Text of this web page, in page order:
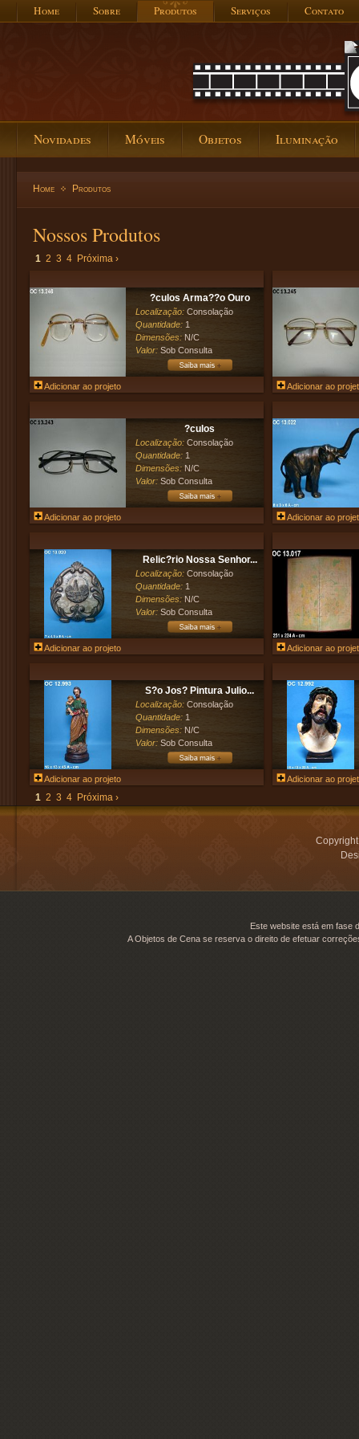
Home Sobre Produtos Serviços Contato
Novidades Móveis Objetos Iluminação
Home Produtos
Nossos Produtos
1 2 3 4 Próxima ›
?culos Arma??o Ouro
Localização: Consolação
Quantidade: 1
Dimensões: N/C
Valor: Sob Consulta
Adicionar ao projeto Adicionar ao
?culos
Localização: Consolação
Quantidade: 1
Dimensões: N/C
Valor: Sob Consulta
Adicionar ao projeto Adicionar ao
Relic?rio Nossa Senhor...
Localização: Consolação
Quantidade: 1
Dimensões: N/C
Valor: Sob Consulta
Adicionar ao projeto Adicionar ao
S?o Jos? Pintura Julio...
Localização: Consolação
Quantidade: 1
Dimensões: N/C
Valor: Sob Consulta
Adicionar ao projeto Adicionar ao
1 2 3 4 Próxima ›
Este website está em fase
A Objetos de Cena se reserva o direito de efetuar